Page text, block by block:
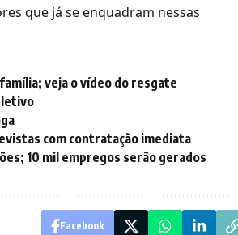
que já se enquadram nessas
veja o vídeo do resgate
com contratação imediata
10 mil empregos serão gerados
Facebook